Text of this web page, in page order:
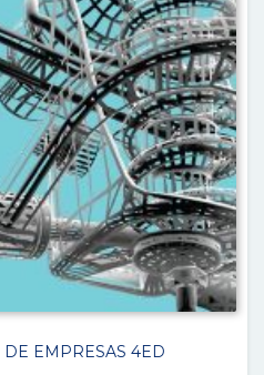
EMPRESAS 4ED